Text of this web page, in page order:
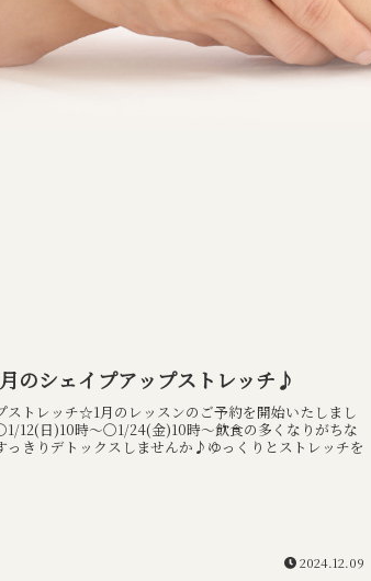
月のシェイプアップストレッチ♪
トレッチ☆1月のレッスンのご予約を開始いたしまし
12(日)10時～〇1/24(金)10時～飲食の多くなりがちな
っきりデトックスしませんか♪ゆっくりとストレッチを
2024.12.09